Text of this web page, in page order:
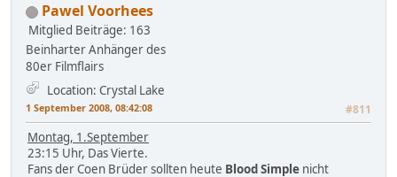
Pawel Voorhees
Mitglied Beiträge: 163
Beinharter Anhänger des
80er Filmflairs
Location: Crystal Lake
1 September 2008, 08:42:08 #811
Montag, 1.September
23:15 Uhr, Das Vierte.
Fans der Coen Brüder sollten heute Blood Simple nicht